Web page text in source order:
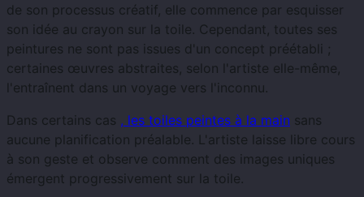
de son processus créatif, elle commence par esquisser
son idée au crayon sur la toile. Cependant, toutes ses
peintures ne sont pas issues d'un concept préétabli ;
certaines œuvres abstraites, selon l'artiste elle-même,
l'entraînent dans un voyage vers l'inconnu.
Dans certains cas , les toiles peintes à la main sans
aucune planification préalable. L'artiste laisse libre cours
à son geste et observe comment des images uniques
émergent progressivement sur la toile.